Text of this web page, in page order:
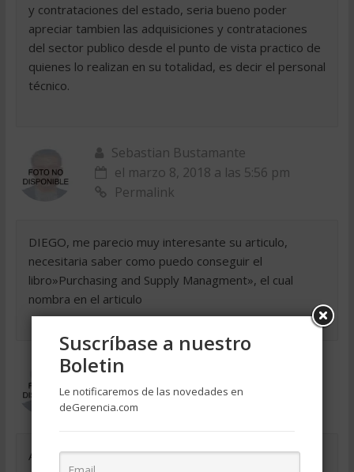
y contrataciones del estado, seria bueno poder
apreciar tambien las adquisiciones y contrataciones
del sector publico desde el punto de vista practico de
quienes lo realizan en su totalidad, es decir el personal
técnico.
Sebastian Bustamante
el marzo 8, 2018 a las 5:56 pm
Permalink
DIEGO, me parecio muy interesante su articulo,
necesitaria saber como puedo conseguir el
libro»Purchasing and Supply Managment», el cual
nombra en el articulo
Claus (Mexico)
el marzo 8, 2018 a las 5:56 pm
Permalink
ACTUALMENTE ESTOY ESTUDIANDO
Suscríbase a nuestro
Boletin
Le notificaremos de las novedades en
deGerencia.com